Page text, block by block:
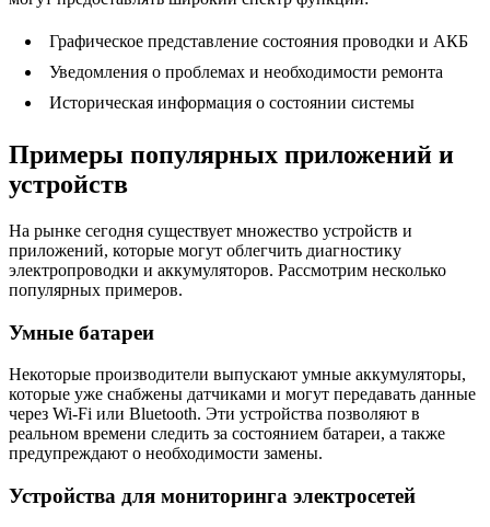
Графическое представление состояния проводки и АКБ
Уведомления о проблемах и необходимости ремонта
Историческая информация о состоянии системы
Примеры популярных приложений и
устройств
На рынке сегодня существует множество устройств и
приложений, которые могут облегчить диагностику
электропроводки и аккумуляторов. Рассмотрим несколько
популярных примеров.
Умные батареи
Некоторые производители выпускают умные аккумуляторы,
которые уже снабжены датчиками и могут передавать данные
через Wi-Fi или Bluetooth. Эти устройства позволяют в
реальном времени следить за состоянием батареи, а также
предупреждают о необходимости замены.
Устройства для мониторинга электросетей